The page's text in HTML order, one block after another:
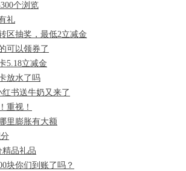
个浏览
礼
区抽奖，最低2立减金
可以领券了
5.18立减金
放水了吗
书送牛奶又来了
重视！
里膨胀有大额
精品礼品
块你们到账了吗？